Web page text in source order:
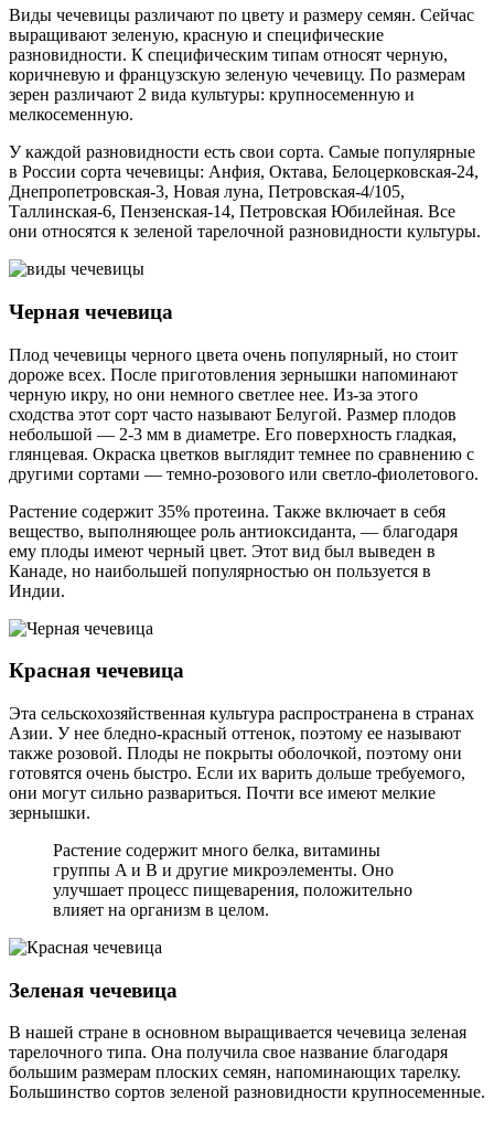
Виды чечевицы различают по цвету и размеру семян. Сейчас
выращивают зеленую, красную и специфические
разновидности. К специфическим типам относят черную,
коричневую и французскую зеленую чечевицу. По размерам
зерен различают 2 вида культуры: крупносеменную и
мелкосеменную.
У каждой разновидности есть свои сорта. Самые популярные
в России сорта чечевицы: Анфия, Октава, Белоцерковская-24,
Днепропетровская-3, Новая луна, Петровская-4/105,
Таллинская-6, Пензенская-14, Петровская Юбилейная. Все
они относятся к зеленой тарелочной разновидности культуры.
Черная чечевица
Плод чечевицы черного цвета очень популярный, но стоит
дороже всех. После приготовления зернышки напоминают
черную икру, но они немного светлее нее. Из-за этого
сходства этот сорт часто называют Белугой. Размер плодов
небольшой — 2-3 мм в диаметре. Его поверхность гладкая,
глянцевая. Окраска цветков выглядит темнее по сравнению с
другими сортами — темно-розового или светло-фиолетового.
Растение содержит 35% протеина. Также включает в себя
вещество, выполняющее роль антиоксиданта, — благодаря
ему плоды имеют черный цвет. Этот вид был выведен в
Канаде, но наибольшей популярностью он пользуется в
Индии.
Красная чечевица
Эта сельскохозяйственная культура распространена в странах
Азии. У нее бледно-красный оттенок, поэтому ее называют
также розовой. Плоды не покрыты оболочкой, поэтому они
готовятся очень быстро. Если их варить дольше требуемого,
они могут сильно развариться. Почти все имеют мелкие
зернышки.
Растение содержит много белка, витамины
группы A и B и другие микроэлементы. Оно
улучшает процесс пищеварения, положительно
влияет на организм в целом.
Зеленая чечевица
В нашей стране в основном выращивается чечевица зеленая
тарелочного типа. Она получила свое название благодаря
большим размерам плоских семян, напоминающих тарелку.
Большинство сортов зеленой разновидности крупносеменные.